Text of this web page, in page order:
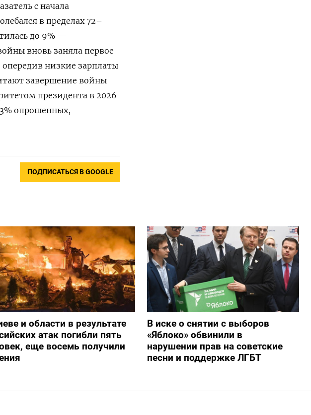
с начала
в пределах 72–
до 9% —
вновь заняла первое
опередив низкие зарплаты
завершение войны
президента в 2026
опрошенных,
ПОДПИСАТЬСЯ В GOOGLE
и области в результате
атак погибли пять
еще восемь получили
В иске о снятии с выборов
«Яблоко» обвинили в
нарушении прав на советские
песни и поддержке ЛГБТ